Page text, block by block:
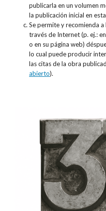
publicarla en un volumen
la publicación inicial en
Se permite y recomienda
través de Internet (p. ej.:
o en su página web)
lo cual puede producir
las citas de la obra
abierto).